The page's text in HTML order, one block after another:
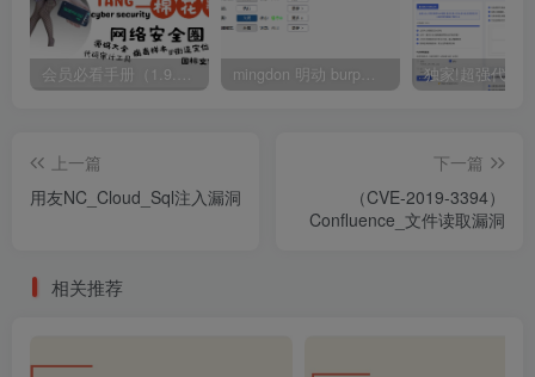
会员必看手册（1.9.0版本 26.4.5更新） mingdon 明动 burp插件0.2.6版本 本地时间校验去除版
上一篇
用友NC_Cloud_Sql注入漏洞
下一篇
（CVE-2019-3394）
Confluence_文件读取漏洞
相关推荐